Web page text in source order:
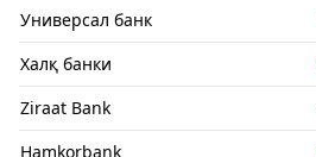
Универсал банк
Халқ банки
Ziraat Bank
Hamkorbank